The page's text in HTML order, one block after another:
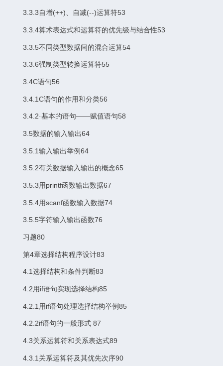
3.3.3自增(++)、自减(--)运算符53
3.3.4算术表达式和运算符的优先级与结合性53
3.3.5不同类型数据间的混合运算54
3.3.6强制类型转换运算符55
3.4C语句56
3.4.1C语句的作用和分类56
3.4.2·基本的语句——赋值语句58
3.5数据的输入输出64
3.5.1输入输出举例64
3.5.2有关数据输入输出的概念65
3.5.3用printf函数输出数据67
3.5.4用scanf函数输入数据74
3.5.5字符输入输出函数76
习题80
第4章选择结构程序设计83
4.1选择结构和条件判断83
4.2用if语句实现选择结构85
4.2.1用if语句处理选择结构举例85
4.2.2if语句的一般形式 87
4.3关系运算符和关系表达式89
4.3.1关系运算符及其优先次序90